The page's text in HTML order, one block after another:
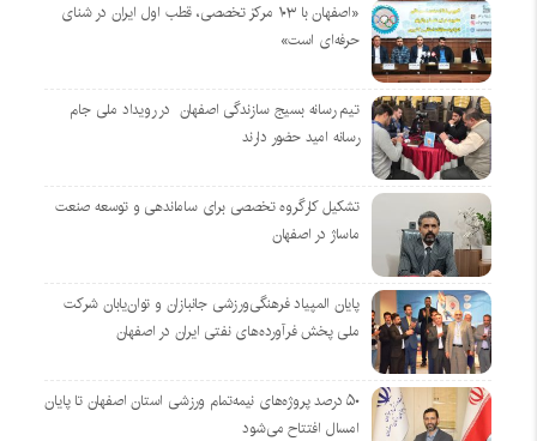
«اصفهان با ۱۰۳ مرکز تخصصی، قطب اول ایران در شنای
حرفه‌ای است»
تیم رسانه بسیج سازندگی اصفهان در رویداد ملی جام
رسانه امید حضور دارند
تشکیل کارگروه تخصصی برای ساماندهی و توسعه صنعت
ماساژ در اصفهان
پایان المپیاد فرهنگی‌ورزشی جانبازان و توان‌یابان شرکت
ملی پخش فرآورده‌های نفتی ایران در اصفهان
۵۰ درصد پروژه‌های نیمه‌تمام ورزشی استان اصفهان تا پایان
امسال افتتاح می‌شود